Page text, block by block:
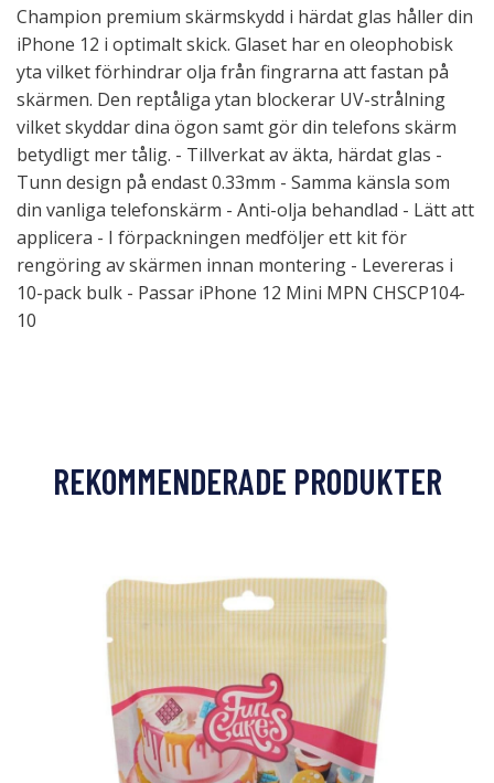
Champion premium skärmskydd i härdat glas håller din
iPhone 12 i optimalt skick. Glaset har en oleophobisk
yta vilket förhindrar olja från fingrarna att fastan på
skärmen. Den reptåliga ytan blockerar UV-strålning
vilket skyddar dina ögon samt gör din telefons skärm
betydligt mer tålig. - Tillverkat av äkta, härdat glas -
Tunn design på endast 0.33mm - Samma känsla som
din vanliga telefonskärm - Anti-olja behandlad - Lätt att
applicera - I förpackningen medföljer ett kit för
rengöring av skärmen innan montering - Levereras i
10-pack bulk - Passar iPhone 12 Mini MPN CHSCP104-
10
REKOMMENDERADE PRODUKTER